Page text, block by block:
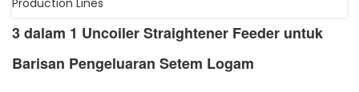
3 dalam 1 Uncoiler Straightener Feeder untuk
Barisan Pengeluaran Setem Logam